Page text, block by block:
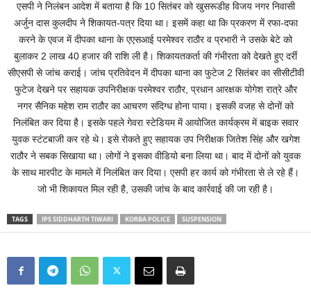
एसपी ने निलंबन आदेश में बताया है कि 10 सितंबर को खुसरूडीह विजय नगर निवासी
अर्जुन दास कुलदीप ने शिकायत-पत्र दिया था। इसमें कहा था कि प्रकरण में रफा-दफा
करने के एवज में दीपका थाना के एएसआई परमेश्वर राठौर व प्रभारी ने उसके बेटे को
बुलाकर 2 लाख 40 हजार की राशि ली है। शिकायतकर्ता की गंभीरता को देखते हुए दर्री
सीएसपी से जांच कराई। जांच प्रतिवेदन में दीपका थाना का फुटेज 2 सितंबर का सीसीटीवी
फुटेज देखने पर सहायक उपनिरीक्षक परमेश्वर राठौर, प्रधान आरक्षक योगेश रात्रे और
नगर सैनिक महेश राम राठौर का आचरण संदिग्ध होना पाया। इसकी वजह से दोनों को
निलंबित कर दिया है। इसके पहले गेवरा स्टेडियम में आयोजित कार्यक्रम में बाइक सवार
युवक स्टंटबाजी कर रहे थे। इसे रोकते हुए सहायक उप निरीक्षक जितेश सिंह और खगेश
राठौर ने सबक सिखाया था। लोगों ने इसका वीडियो बना लिया था। बाद में दोनों को युवक
के साथ मारपीट के मामले में निलंबित कर दिया। एसपी हर कार्य को गंभीरता से ले रहे हैं।
जो भी शिकायत मिल रही है, उसकी जांच के बाद कार्रवाई की जा रही है।
TAGS IPS SIDDHARTH TIWARI KORBA POLICE SUSPENSION